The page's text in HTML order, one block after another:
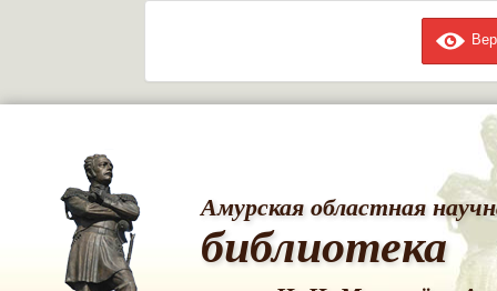
Амурская областная
библиотека